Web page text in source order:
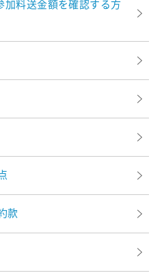
加料送金額を確認する方
款